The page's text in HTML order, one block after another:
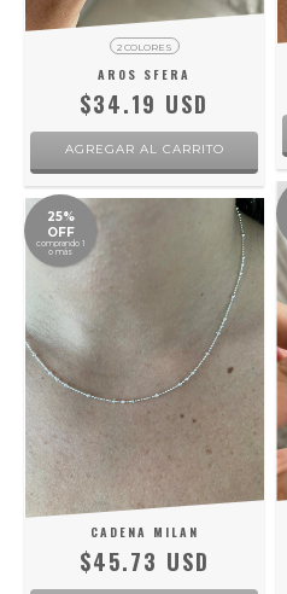
2 COLORES
AROS SFERA
$34.19 USD
AGREGAR AL CARRITO
25%
OFF
comprando 1
o más
CADENA MILAN
$45.73 USD